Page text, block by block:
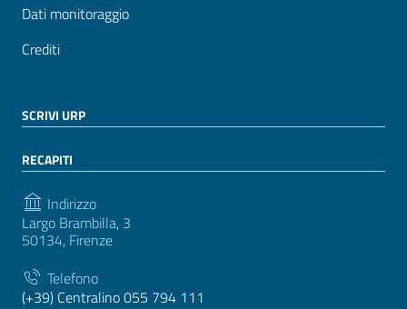
Dati monitoraggio
Crediti
SCRIVI URP
RECAPITI
Indirizzo
Largo Brambilla, 3
50134, Firenze
Telefono
(+39) Centralino 055 794 111